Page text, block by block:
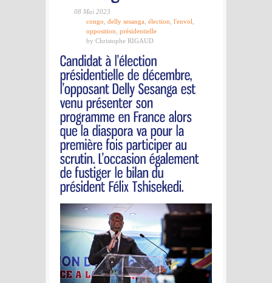
08 Mai 2023
congo delly sesanga élection l'envol
opposition présidentielle
by Christophe RIGAUD